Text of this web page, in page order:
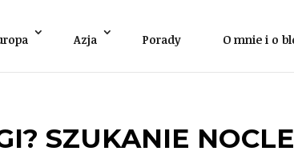
Azja Porady O mnie i o
SZUKANIE